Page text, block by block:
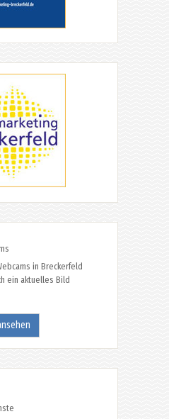
in Breckerfeld
ein aktuelles Bild